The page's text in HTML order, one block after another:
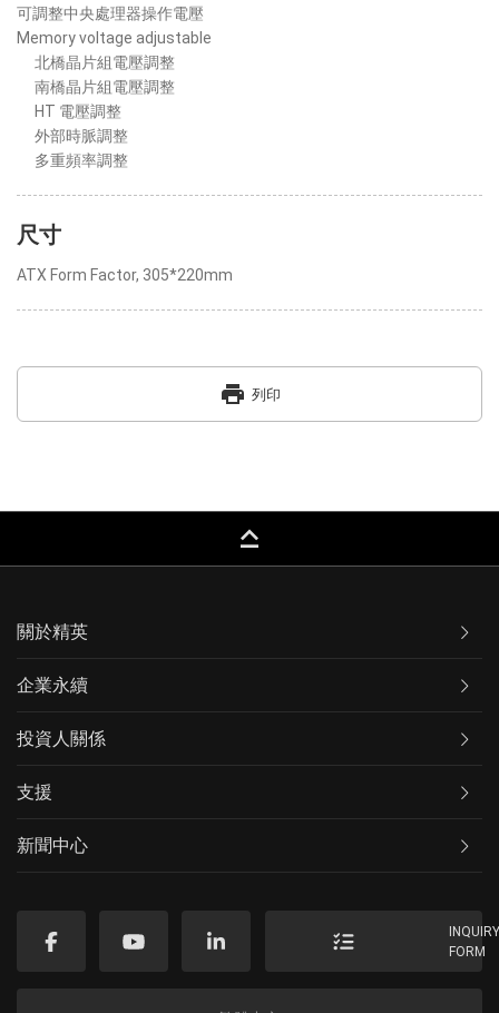
可調整中央處理器操作電壓
Memory voltage adjustable
北橋晶片組電壓調整
南橋晶片組電壓調整
HT 電壓調整
外部時脈調整
多重頻率調整
尺寸
ATX Form Factor, 305*220mm
print 列印
keyboard_capslock
關於精英
企業永續
投資人關係
支援
新聞中心
FORM